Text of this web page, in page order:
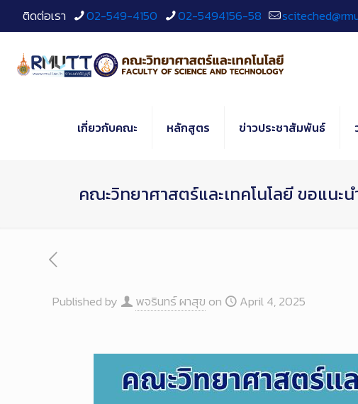
to
Content
ติดต่อเรา 02-549-4150 02-5494156-58
เกี่ยวกับคณะ หลักสูตร ข่าวประชาสัมพันธ์
คณะวิทยาศาสตร์และเทคโนโลยี ขอแนะ
Published by พจรินทร์ ผาสุข on April 4, 2025